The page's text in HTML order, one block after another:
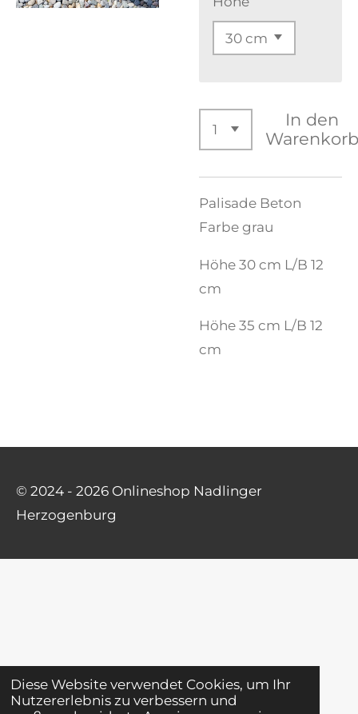
Diese Website verwendet Cookies, um Ihr
Nutzererlebnis zu verbessern und
In den
Palisade Beton
Farbe grau
Höhe 30 cm L/B 12
cm
Höhe 35 cm L/B 12
cm
© 2024 - 2026 Onlineshop Nadlinger
Herzogenburg